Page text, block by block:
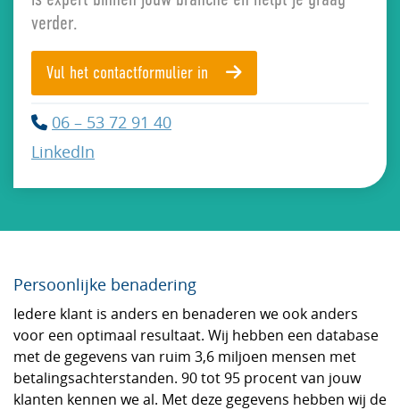
verder.
Vul het contactformulier in
 06 – 53 72 91 40
LinkedIn
Persoonlijke benadering
Iedere klant is anders en benaderen we ook anders
voor een optimaal resultaat. Wij hebben een database
met de gegevens van ruim 3,6 miljoen mensen met
betalingsachterstanden. 90 tot 95 procent van jouw
klanten kennen we al. Met deze gegevens hebben wij de